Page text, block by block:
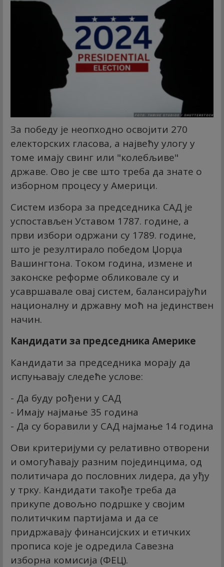
За победу је неопходно освојити 270
електорских гласова, а највећу улогу у
томе имају свинг или "колебљиве"
државе. Ово је све што треба да знате о
изборном процесу у Америци.
Систем избора за председника САД је
успостављен Уставом 1787. године, а
први избори одржани су 1789. године,
што је резултирало победом Џорџа
Вашингтона. Током година, измене и
законске реформе обликовале су и
усавршавале овај систем, балансирајући
националну и државну моћ на јединствен
начин.
Кандидати за председника Америке
Кандидати за председника морају да
испуњавају следеће услове:
- Да буду рођени у САД
- Имају најмање 35 година
- Да су боравили у САД најмање 14 година
Ови критеријуми су релативно отворени
и омогућавају разним појединцима, од
политичара до пословних лидера, да уђу
у трку. Кандидати такође треба да
прикупе довољно подршке у својим
политичким партијама и да се
придржавају финансијских и етичких
прописа које је одредила Савезна
изборна комисија (ФЕЦ).